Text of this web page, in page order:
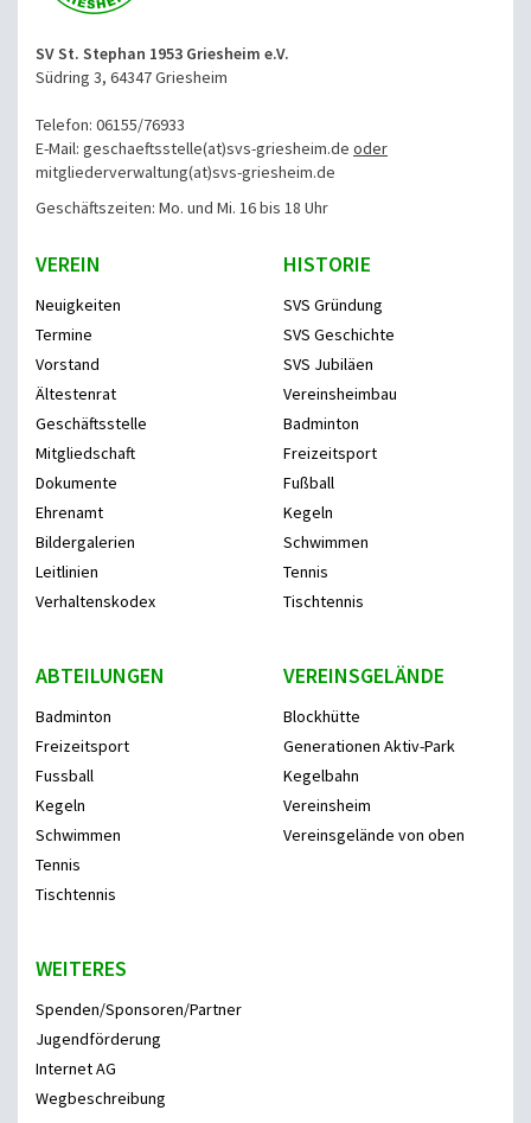
SV St. Stephan 1953 Griesheim e.V.
Südring 3, 64347 Griesheim
Telefon: 06155/76933
E-Mail: geschaeftsstelle(at)svs-griesheim.de oder
mitgliederverwaltung(at)svs-griesheim.de
Geschäftszeiten: Mo. und Mi. 16 bis 18 Uhr
VEREIN
Neuigkeiten
Termine
Vorstand
Ältestenrat
Geschäftsstelle
Mitgliedschaft
Dokumente
Ehrenamt
Bildergalerien
Leitlinien
Verhaltenskodex
HISTORIE
SVS Gründung
SVS Geschichte
SVS Jubiläen
Vereinsheimbau
Badminton
Freizeitsport
Fußball
Kegeln
Schwimmen
Tennis
Tischtennis
ABTEILUNGEN
Badminton
Freizeitsport
Fussball
Kegeln
Schwimmen
Tennis
Tischtennis
VEREINSGELÄNDE
Blockhütte
Generationen Aktiv-Park
Kegelbahn
Vereinsheim
Vereinsgelände von oben
WEITERES
Spenden/Sponsoren/Partner
Jugendförderung
Internet AG
Wegbeschreibung